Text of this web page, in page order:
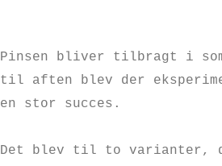
Pinsen bliver tilbragt i
til aften blev der
en stor succes.
Det blev til to varianter,